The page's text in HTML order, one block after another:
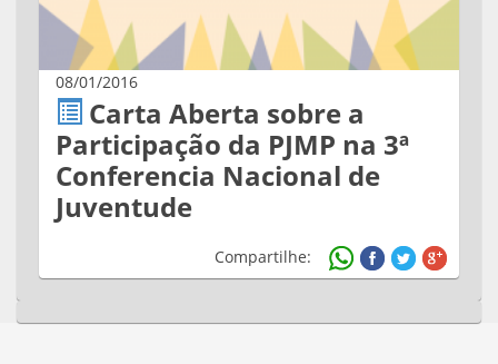
08/01/2016
Carta Aberta sobre a
Participação da PJMP na 3ª
Conferencia Nacional de
Juventude
Compartilhe: